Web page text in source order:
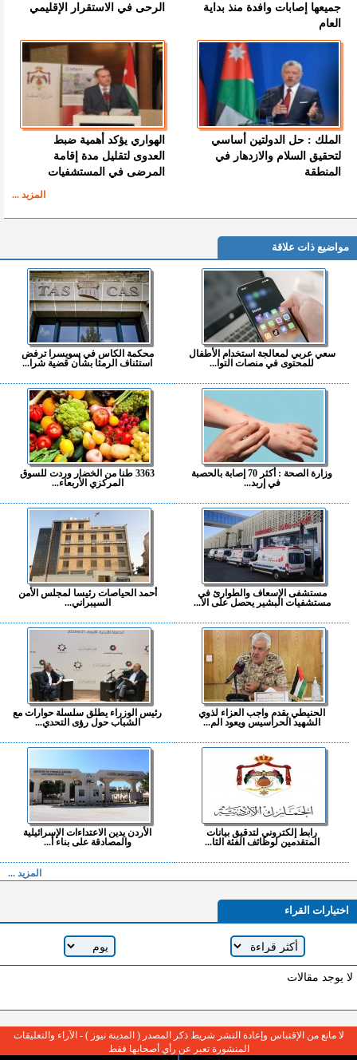
جميعها إصابات وافدة منذ بداية
العام
الرحى في الاستقرار الإقليمي
الملك : حل الدولتين أساسي
لتحقيق السلام والازدهار في
المنطقة
الهواري يؤكد أهمية ضبط
العدوى لتقليل مدة إقامة
المرضى في المستشفيات
المزيد ...
مواضيع ذات علاقة
سعي عربي لمعالجة استخدام الأطفال
للمحتوى في منصات التوا...
محكمة الكاس في سويسرا ترفض
استئناف الرمثا بشأن قضية شرا...
وزارة الصحة : أكثر 70 إصابة بالحصبة
في إربد...
3363 طنا من الخضار وردت للسوق
المركزي الأربعاء...
مستشفى الإسعاف والطوارئ في
مستشفيات البشير يحصل على الا...
أحمد الحياصات رئيسا لمجلس الأمن
السيبراني...
الحنيطي يقدم واجب العزاء لذوي
الشهيد الحراسيس ويعود الم...
رئيس الوزراء يطلق سلسلة حوارات مع
الشباب حول رؤى التحدي...
رابط إلكتروني لتدقيق بيانات
المتقدمين لوظائف الفئة الثا...
الأردن يدين الاعتداءات الإسرائيلية
والمصادقة على بناء أ...
المزيد ...
اختيارات القراء
لا يوجد مقالات
لا مانع من الإقتباس وإعادة النشر شريط ذكر المصدر ( المدينة نيوز ) - الآراء والتعليقات
المنشورة تعبر عن رأي أصحابها فقط